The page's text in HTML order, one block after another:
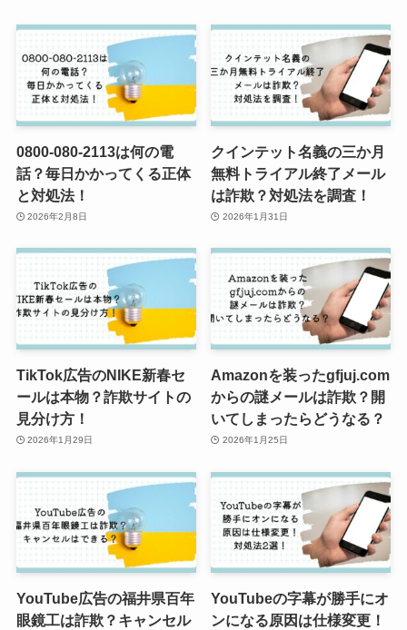
0800-080-2113は何の電
話？毎日かかってくる正体
と対処法！
2026年2月8日
クインテット名義の三か月
無料トライアル終了メール
は詐欺？対処法を調査！
2026年1月31日
TikTok広告のNIKE新春セ
ールは本物？詐欺サイトの
見分け方！
2026年1月29日
Amazonを装ったgfjuj.com
からの謎メールは詐欺？開
いてしまったらどうなる？
2026年1月25日
YouTube広告の福井県百年
眼鏡工は詐欺？キャンセル
YouTubeの字幕が勝手にオ
ンになる原因は仕様変更！